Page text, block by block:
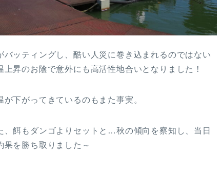
バッティングし、酷い人災に巻き込まれるのではない
昇のお陰で意外にも高活性地合いとなりました！
下がってきているのもまた事実。
、餌もダンゴよりセットと…秋の傾向を察知し、当日
を勝ち取りました～